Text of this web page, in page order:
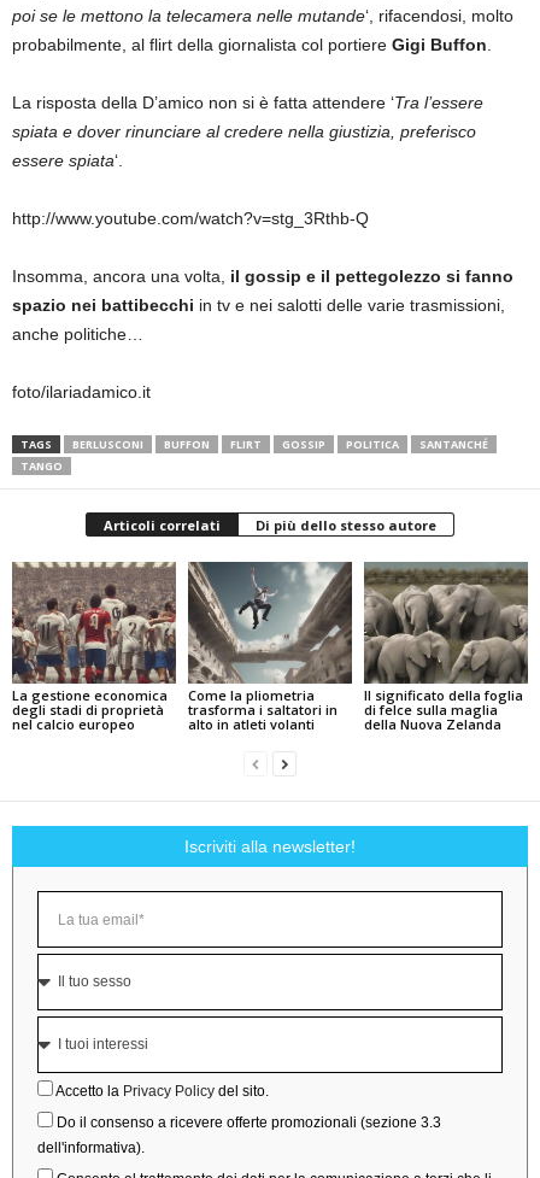
poi se le mettono la telecamera nelle mutande‘, rifacendosi, molto
probabilmente, al flirt della giornalista col portiere Gigi Buffon
La risposta della D’amico non si è fatta attendere ‘Tra l’essere
spiata e dover rinunciare al credere nella giustizia, preferisco
essere spiata‘.
http://www.youtube.com/watch?v=stg_3Rthb-Q
Insomma, ancora una volta, il gossip e il pettegolezzo si fanno
spazio nei battibecchi in tv e nei salotti delle varie trasmissioni,
anche politiche…
foto/ilariadamico.it
TAGS BERLUSCONI BUFFON FLIRT GOSSIP POLITICA
SANTANCHÉ
TANGO
Articoli correlati Di più dello stesso autore
La gestione economica
degli stadi di proprietà
nel calcio europeo
Come la pliometria
trasforma i saltatori in
alto in atleti volanti
Il significato della foglia
di felce sulla maglia
della Nuova Zelanda
Iscriviti alla newsletter!
Accetto la Privacy Policy del sito.
Do il consenso a ricevere offerte promozionali (sezione 3.3
dell'informativa).